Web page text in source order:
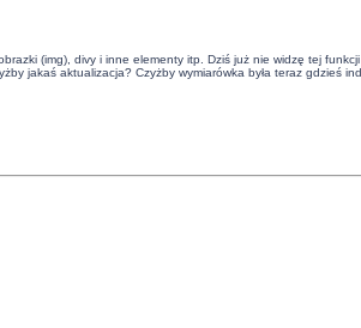
(img), divy i inne elementy itp. Dziś już nie widzę tej
jakaś aktualizacja? Czyżby wymiarówka była teraz gdzieś